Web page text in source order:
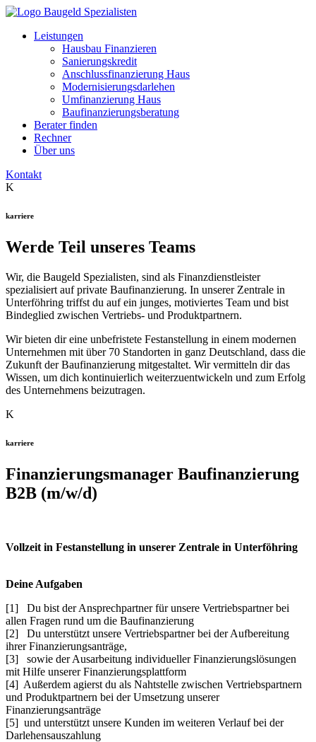
Leistungen
Hausbau Finanzieren
Sanierungskredit
Anschlussfinanzierung Haus
Modernisierungsdarlehen
Umfinanzierung Haus
Baufinanzierungsberatung
Berater finden
Rechner
Über uns
Kontakt
K
karriere
Werde Teil unseres Teams
Wir, die Baugeld Spezialisten, sind als Finanzdienstleister
spezialisiert auf private Baufinanzierung. In unserer Zentrale in
Unterföhring triffst du auf ein junges, motiviertes Team und bist
Bindeglied zwischen Vertriebs- und Produktpartnern.
Wir bieten dir eine unbefristete Festanstellung in einem modernen
Unternehmen mit über 70 Standorten in ganz Deutschland, dass die
Zukunft der Baufinanzierung mitgestaltet. Wir vermitteln dir das
Wissen, um dich kontinuierlich weiterzuentwickeln und zum Erfolg
des Unternehmens beizutragen.
K
karriere
Finanzierungsmanager Baufinanzierung
B2B (m/w/d)
Vollzeit in Festanstellung in unserer Zentrale in Unterföhring
Deine Aufgaben
[1] Du bist der Ansprechpartner für unsere Vertriebspartner bei
allen Fragen rund um die Baufinanzierung
[2] Du unterstützt unsere Vertriebspartner bei der Aufbereitung
ihrer Finanzierungsanträge,
[3] sowie der Ausarbeitung individueller Finanzierungslösungen
mit Hilfe unserer Finanzierungsplattform
[4] Außerdem agierst du als Nahtstelle zwischen Vertriebspartnern
und Produktpartnern bei der Umsetzung unserer
Finanzierungsanträge
[5] und unterstützt unsere Kunden im weiteren Verlauf bei der
Darlehensauszahlung